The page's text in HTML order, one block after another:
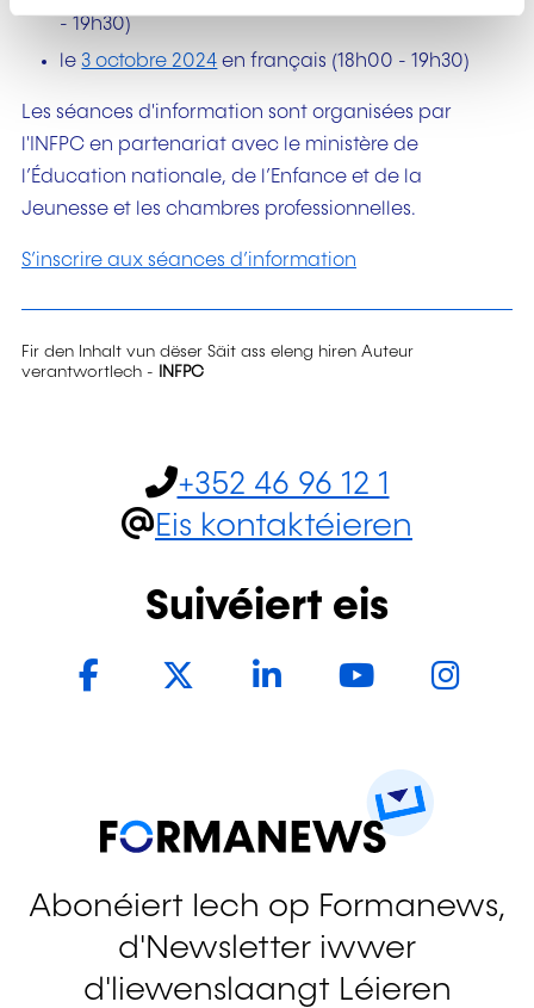
- 19h30)
le 3 octobre 2024 en français (18h00 - 19h30)
Les séances d'information sont organisées par
l'INFPC en partenariat avec le ministère de
l’Éducation nationale, de l’Enfance et de la
Jeunesse et les chambres professionnelles.
S’inscrire aux séances d’information
Fir den Inhalt vun dëser Säit ass eleng hiren Auteur
verantwortlech -
INFPC
+352 46 96 12 1
Eis kontaktéieren
Suivéiert eis
FacebookTwitter LinkedInYouTube
Abonéiert Iech op Formanews,
d'Newsletter iwwer
d'liewenslaangt Léieren